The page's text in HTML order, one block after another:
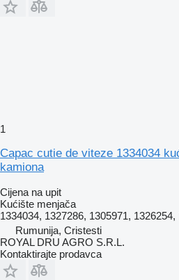
1
Capac cutie de viteze 1334034
kamiona
Cijena na upit
Kućište menjača
1334034, 1327286, 1305971, 1326254,
Rumunija, Cristesti
ROYAL DRU AGRO S.R.L.
Kontaktirajte prodavca